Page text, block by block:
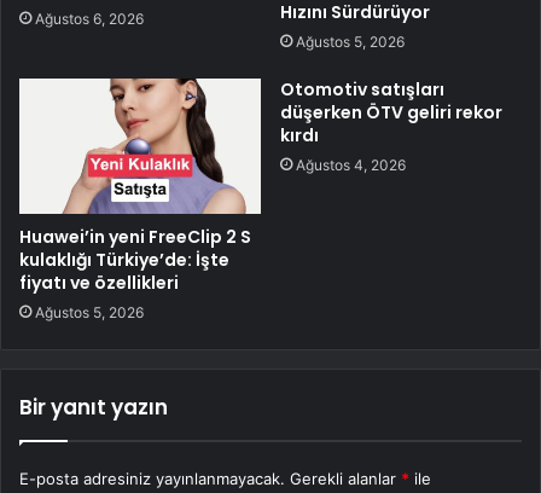
Ağustos 6, 2026
Hızını Sürdürüyor
Ağustos 5, 2026
Huawei’in yeni FreeClip 2 S
kulaklığı Türkiye’de: İşte
fiyatı ve özellikleri
Ağustos 5, 2026
Otomotiv satışları
düşerken ÖTV geliri rekor
kırdı
Ağustos 4, 2026
Bir yanıt yazın
E-posta adresiniz yayınlanmayacak. Gerekli alanlar * ile